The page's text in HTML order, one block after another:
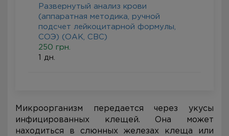
Развернутый анализ крови
(аппаратная методика, ручной
подсчет лейкоцитарной формулы,
СОЭ) (ОАК, CBC)
250 грн.
1 дн.
Микроорганизм передается через укусы
инфицированных клещей. Она может
находиться в слюнных железах клеща или